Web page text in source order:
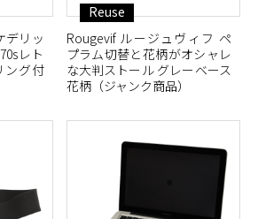
デリッ
レト
ング付
Reuse
Rougevif ルージュヴィフ ペ
プラム切替と花柄がオシャレ
な大判ストール グレーベース
花柄（ジャンク商品）